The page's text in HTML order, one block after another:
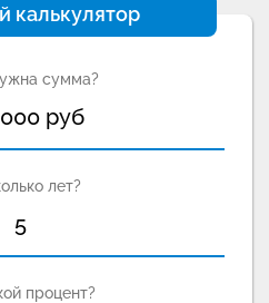
калькулятор
сумма?
руб
лет?
5
процент?